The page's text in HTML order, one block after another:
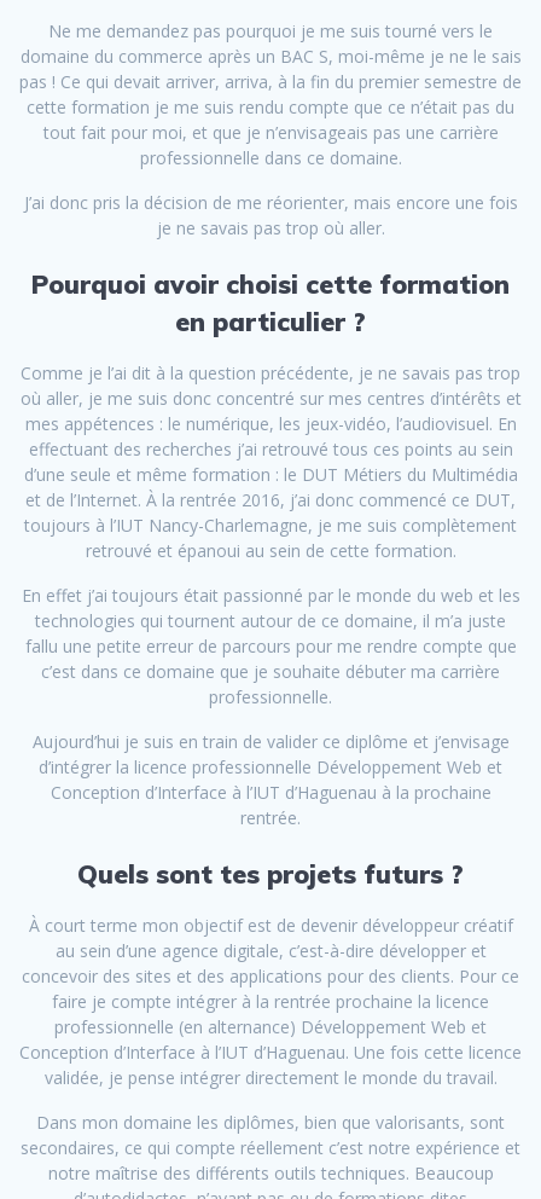
Ne me demandez pas pourquoi je me suis tourné vers le
domaine du commerce après un BAC S, moi-même je ne le sais
pas ! Ce qui devait arriver, arriva, à la fin du premier semestre de
cette formation je me suis rendu compte que ce n’était pas du
tout fait pour moi, et que je n’envisageais pas une carrière
professionnelle dans ce domaine.
J’ai donc pris la décision de me réorienter, mais encore une fois
je ne savais pas trop où aller.
Pourquoi avoir choisi cette formation
en particulier ?
Comme je l’ai dit à la question précédente, je ne savais pas trop
où aller, je me suis donc concentré sur mes centres d’intérêts et
mes appétences : le numérique, les jeux-vidéo, l’audiovisuel. En
effectuant des recherches j’ai retrouvé tous ces points au sein
d’une seule et même formation : le DUT Métiers du Multimédia
et de l’Internet. À la rentrée 2016, j’ai donc commencé ce DUT,
toujours à l’IUT Nancy-Charlemagne, je me suis complètement
retrouvé et épanoui au sein de cette formation.
En effet j’ai toujours était passionné par le monde du web et les
technologies qui tournent autour de ce domaine, il m’a juste
fallu une petite erreur de parcours pour me rendre compte que
c’est dans ce domaine que je souhaite débuter ma carrière
professionnelle.
Aujourd’hui je suis en train de valider ce diplôme et j’envisage
d’intégrer la licence professionnelle Développement Web et
Conception d’Interface à l’IUT d’Haguenau à la prochaine
rentrée.
Quels sont tes projets futurs ?
À court terme mon objectif est de devenir développeur créatif
au sein d’une agence digitale, c’est-à-dire développer et
concevoir des sites et des applications pour des clients. Pour ce
faire je compte intégrer à la rentrée prochaine la licence
professionnelle (en alternance) Développement Web et
Conception d’Interface à l’IUT d’Haguenau. Une fois cette licence
validée, je pense intégrer directement le monde du travail.
Dans mon domaine les diplômes, bien que valorisants, sont
secondaires, ce qui compte réellement c’est notre expérience et
notre maîtrise des différents outils techniques. Beaucoup